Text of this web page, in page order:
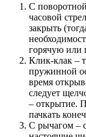
С
часовой
закрыть
горячую или
Клик-клак –
пружинной
время
следует
– открытие.
пачкать
С рычагом –